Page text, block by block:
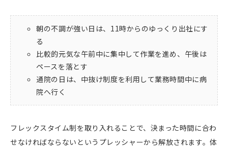
朝の不調が強い日は、11時からのゆっくり出社にす
る
比較的元気な午前中に集中して作業を進め、午後は
ペースを落とす
通院の日は、中抜け制度を利用して業務時間中に病
院へ行く
フレックスタイム制を取り入れることで、決まった時間に合わ
せなければならないというプレッシャーから解放されます。体